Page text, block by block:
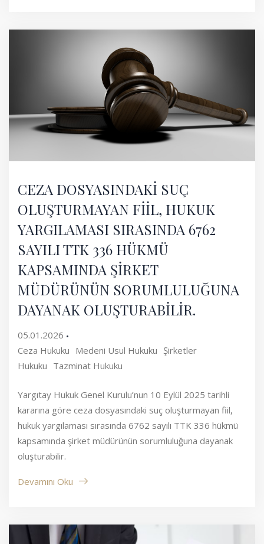
CEZA DOSYASINDAKİ SUÇ
OLUŞTURMAYAN FİİL, HUKUK
YARGILAMASI SIRASINDA 6762
SAYILI TTK 336 HÜKMÜ
KAPSAMINDA ŞİRKET
MÜDÜRÜNÜN SORUMLULUĞUNA
DAYANAK OLUŞTURABİLİR.
05.01.2026
Ceza Hukuku Medeni Usul Hukuku Şirketler
Hukuku Tazminat Hukuku
Yargıtay Hukuk Genel Kurulu’nun 10 Eylül 2025 tarihli
kararına göre ceza dosyasındaki suç oluşturmayan fiil,
hukuk yargılaması sırasında 6762 sayılı TTK 336 hükmü
kapsamında şirket müdürünün sorumluluğuna dayanak
oluşturabilir.
Devamını Oku